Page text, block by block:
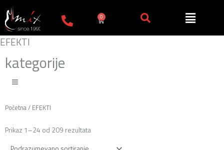
Пређи
на
садржај
0
Cart
EFEKTI
kategorije
Početna/ EFEKTI
Prikaz 1–24 od 209 rezultata